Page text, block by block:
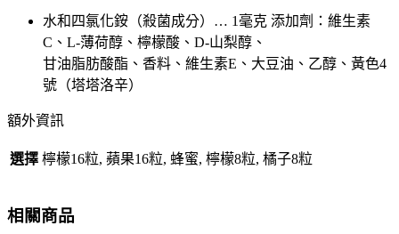
水和四氯化銨（殺菌成分）… 1毫克 添加劑：維生素
C、L-薄荷醇、檸檬酸、D-山梨醇、
甘油脂肪酸酯、香料、維生素E、大豆油、乙醇、黃色4
號（塔塔洛辛）
額外資訊
選擇 檸檬16粒, 蘋果16粒, 蜂蜜, 檸檬8粒, 橘子8粒
相關商品